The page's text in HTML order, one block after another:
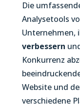
Die
Analysetools
Unternehmen,
verbessern
Konkurrenz
Website und
verschiedene